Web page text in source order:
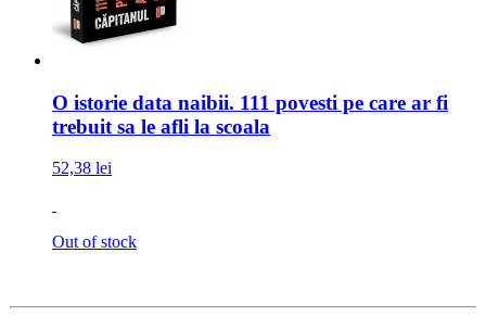
O istorie data naibii. 111 povesti pe care ar fi
trebuit sa le afli la scoala
52,38 lei
Out of stock